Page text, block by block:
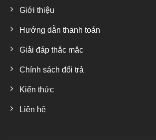
Giới thiệu
Hướng dẫn thanh toán
Giải đáp thắc mắc
Chính sách đổi trả
Kiến thức
Liên hệ